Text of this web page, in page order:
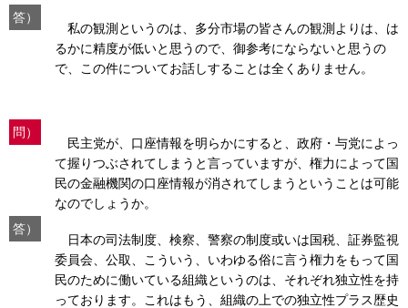
答）
私の観測というのは、多分市場の皆さんの観測よりは、は
るかに精度が低いと思うので、御参考にならないと思うの
で、この件についてお話しすることは全くありません。
問）
民主党が、口座情報を明らかにすると、政府・与党によっ
て握りつぶされてしまうと言っていますが、権力によって国
民の金融機関の口座情報が消されてしまうということは可能
なのでしょうか。
答）
日本の司法制度、検察、警察の制度或いは国税、証券監視
委員会、公取、こういう、いわゆる俗に言う権力をもって国
民のために働いている組織というのは、それぞれ独立性を持
っております。これはもう、組織の上での独立性プラス歴史